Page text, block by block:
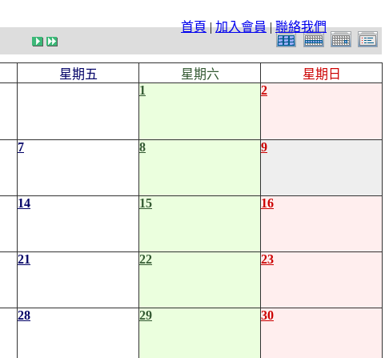
首頁|加入會員|聯絡我們
星期五 星期六
星期日
1
2
7 8 9
14 15 16
21 22 23
28 29 30